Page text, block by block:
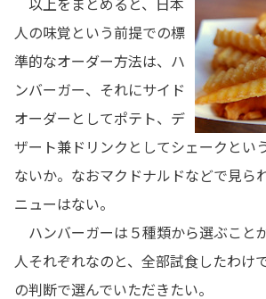
以上をまとめると、日本
人の味覚という前提での標
準的なオーダー方法は、ハ
ンバーガー、それにサイド
オーダーとしてポテト、デ
ザート兼ドリンクとしてシェークとい
ないか。なおマクドナルドなどで見ら
ニューはない。
ハンバーガーは５種類から選ぶこと
人それぞれなのと、全部試食したわけ
の判断で選んでいただきたい。